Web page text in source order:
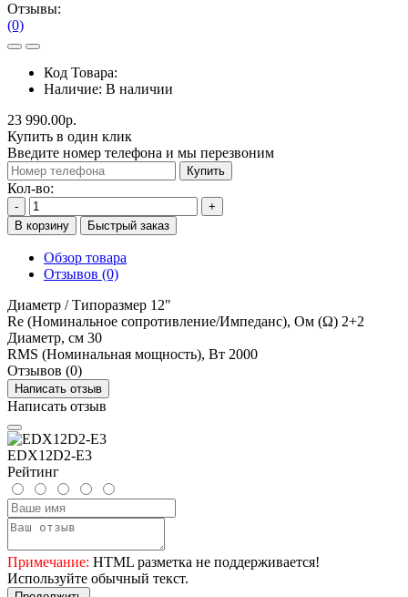
Отзывы:
(0)
Код Товара:
Наличие: В наличии
23 990.00р.
Купить в один клик
Введите номер телефона и мы перезвоним
Купить
Кол-во:
-
+
В корзину
Быстрый заказ
Обзор товара
Отзывов (0)
Диаметр / Типоразмер 12"
Re (Номинальное сопротивление/Импеданс), Ом (Ω) 2+2
Диаметр, см 30
RMS (Номинальная мощность), Вт 2000
Отзывов (0)
Написать отзыв
Написать отзыв
EDX12D2-E3
Рейтинг
Примечание: HTML разметка не поддерживается!
Используйте обычный текст.